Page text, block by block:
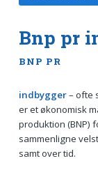
Bnp pr
BNP PR
indbygger– ofte
er et økonomisk
produktion (BNP)
sammenligne
samt over tid.